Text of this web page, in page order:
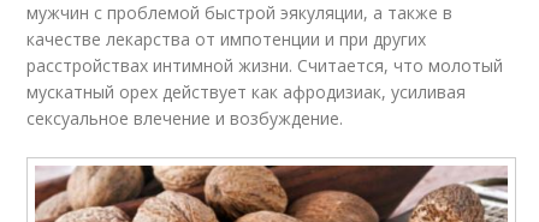
мужчин с проблемой быстрой эякуляции, а также в
качестве лекарства от импотенции и при других
расстройствах интимной жизни. Считается, что молотый
мускатный орех действует как афродизиак, усиливая
сексуальное влечение и возбуждение.